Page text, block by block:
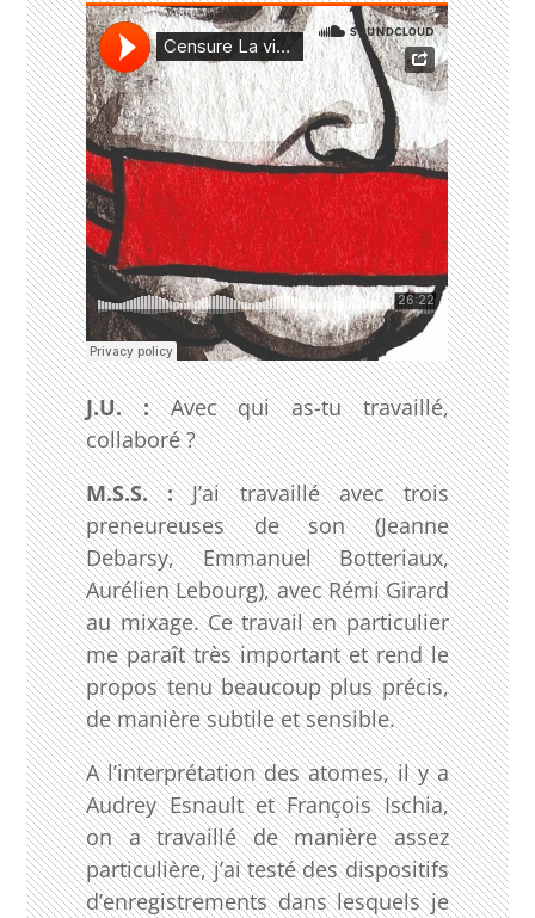
J.U. :Avec qui as-tu travaillé,
collaboré ?
M.S.S. :J’ai travaillé avec trois
preneureuses de son (Jeanne
Debarsy, Emmanuel Botteriaux,
Aurélien Lebourg), avec Rémi Girard
au mixage. Ce travail en particulier
me paraît très important et rend le
propos tenu beaucoup plus précis,
de manière subtile et sensible.
A l’interprétation des atomes, il y a
Audrey Esnault et François Ischia,
on a travaillé de manière assez
particulière, j’ai testé des dispositifs
d’enregistrements dans lesquels je